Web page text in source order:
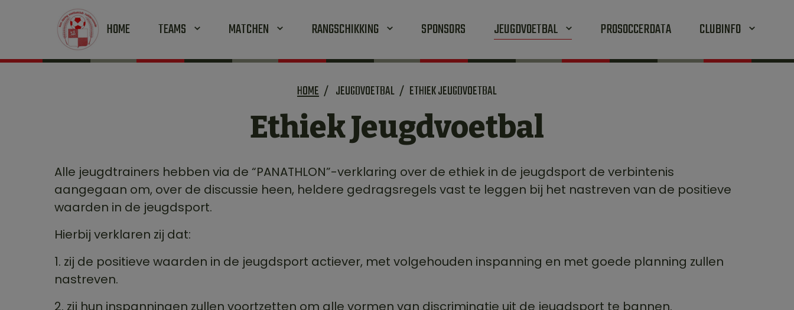
HOME TEAMS MATCHEN RANGSCHIKKING SPONSORS JEUGDVOETBAL PROSOCCERDATA CLUBINFO
HOME JEUGDVOETBAL ETHIEK JEUGDVOETBAL
Ethiek Jeugdvoetbal
Alle jeugdtrainers hebben via de “PANATHLON”-verklaring over de ethiek in de jeugdsport de verbintenis
aangegaan om, over de discussie heen, heldere gedragsregels vast te leggen bij het nastreven van de positieve
waarden in de jeugdsport.
Hierbij verklaren zij dat:
1. zij de positieve waarden in de jeugdsport actiever, met volgehouden inspanning en met goede planning zullen
nastreven.
2. zij hun inspanningen zullen voortzetten om alle vormen van discriminatie uit de jeugdsport te bannen.